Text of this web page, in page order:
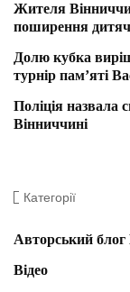
Жителя
поширення
Долю кубка
турнір пам’яті
Поліція назвала
Вінниччині
Категорії
Авторський блог
Відео